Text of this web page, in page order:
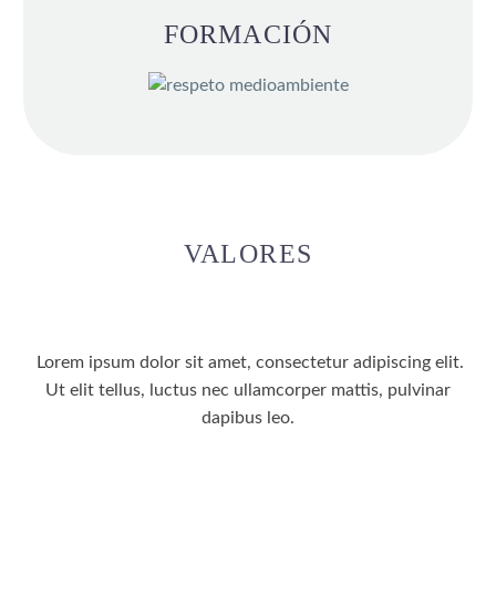
FORMACIÓN
VALORES
Lorem ipsum dolor sit amet, consectetur adipiscing elit.
Ut elit tellus, luctus nec ullamcorper mattis, pulvinar
dapibus leo.